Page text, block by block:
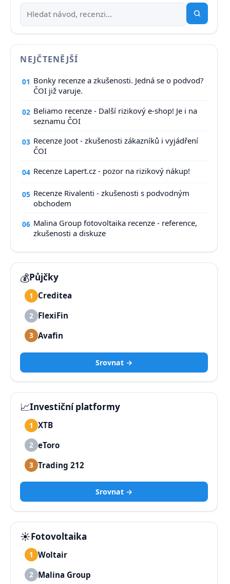
NEJČTENĚJŠÍ
01 Bonky recenze a zkušenosti. Jedná se o podvod?
ČOI již varuje.
02 Beliamo recenze - Další rizikový e-shop! Je i na
seznamu ČOI
03 Recenze Joot - zkušenosti zákazníků i vyjádření
ČOI
04 Recenze Lapert.cz - pozor na rizikový nákup!
05 Recenze Rivalenti - zkušenosti s podvodným
obchodem
06 Malina Group fotovoltaika recenze - reference,
zkušenosti a diskuze
💰Půjčky
1 Creditea
2 FlexiFin
3 Avafin
Srovnat →
📈Investiční platformy
1 XTB
2 eToro
3 Trading 212
Srovnat →
☀️Fotovoltaika
1 Woltair
2 Malina Group